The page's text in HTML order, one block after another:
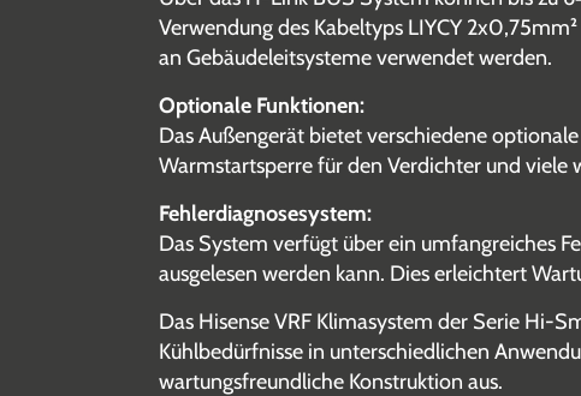
Verwendung des Kabeltyps LIYCY
an Gebäudeleitsysteme verwendet werden.
Optionale Funktionen:
Das Außengerät bietet verschiedene
Warmstartsperre für den Verdichter und viele
Fehlerdiagnosesystem:
Das System verfügt über ein umfangreiches
ausgelesen werden kann. Dies erleichtert
Das Hisense VRF Klimasystem der Serie Hi-
Kühlbedürfnisse in unterschiedlichen
wartungsfreundliche Konstruktion aus.